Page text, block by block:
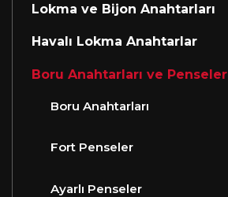
Lokma ve Bijon Anahtarları
Havalı Lokma Anahtarlar
Boru Anahtarları ve Penseler
Boru Anahtarları
Fort Penseler
Ayarlı Penseler